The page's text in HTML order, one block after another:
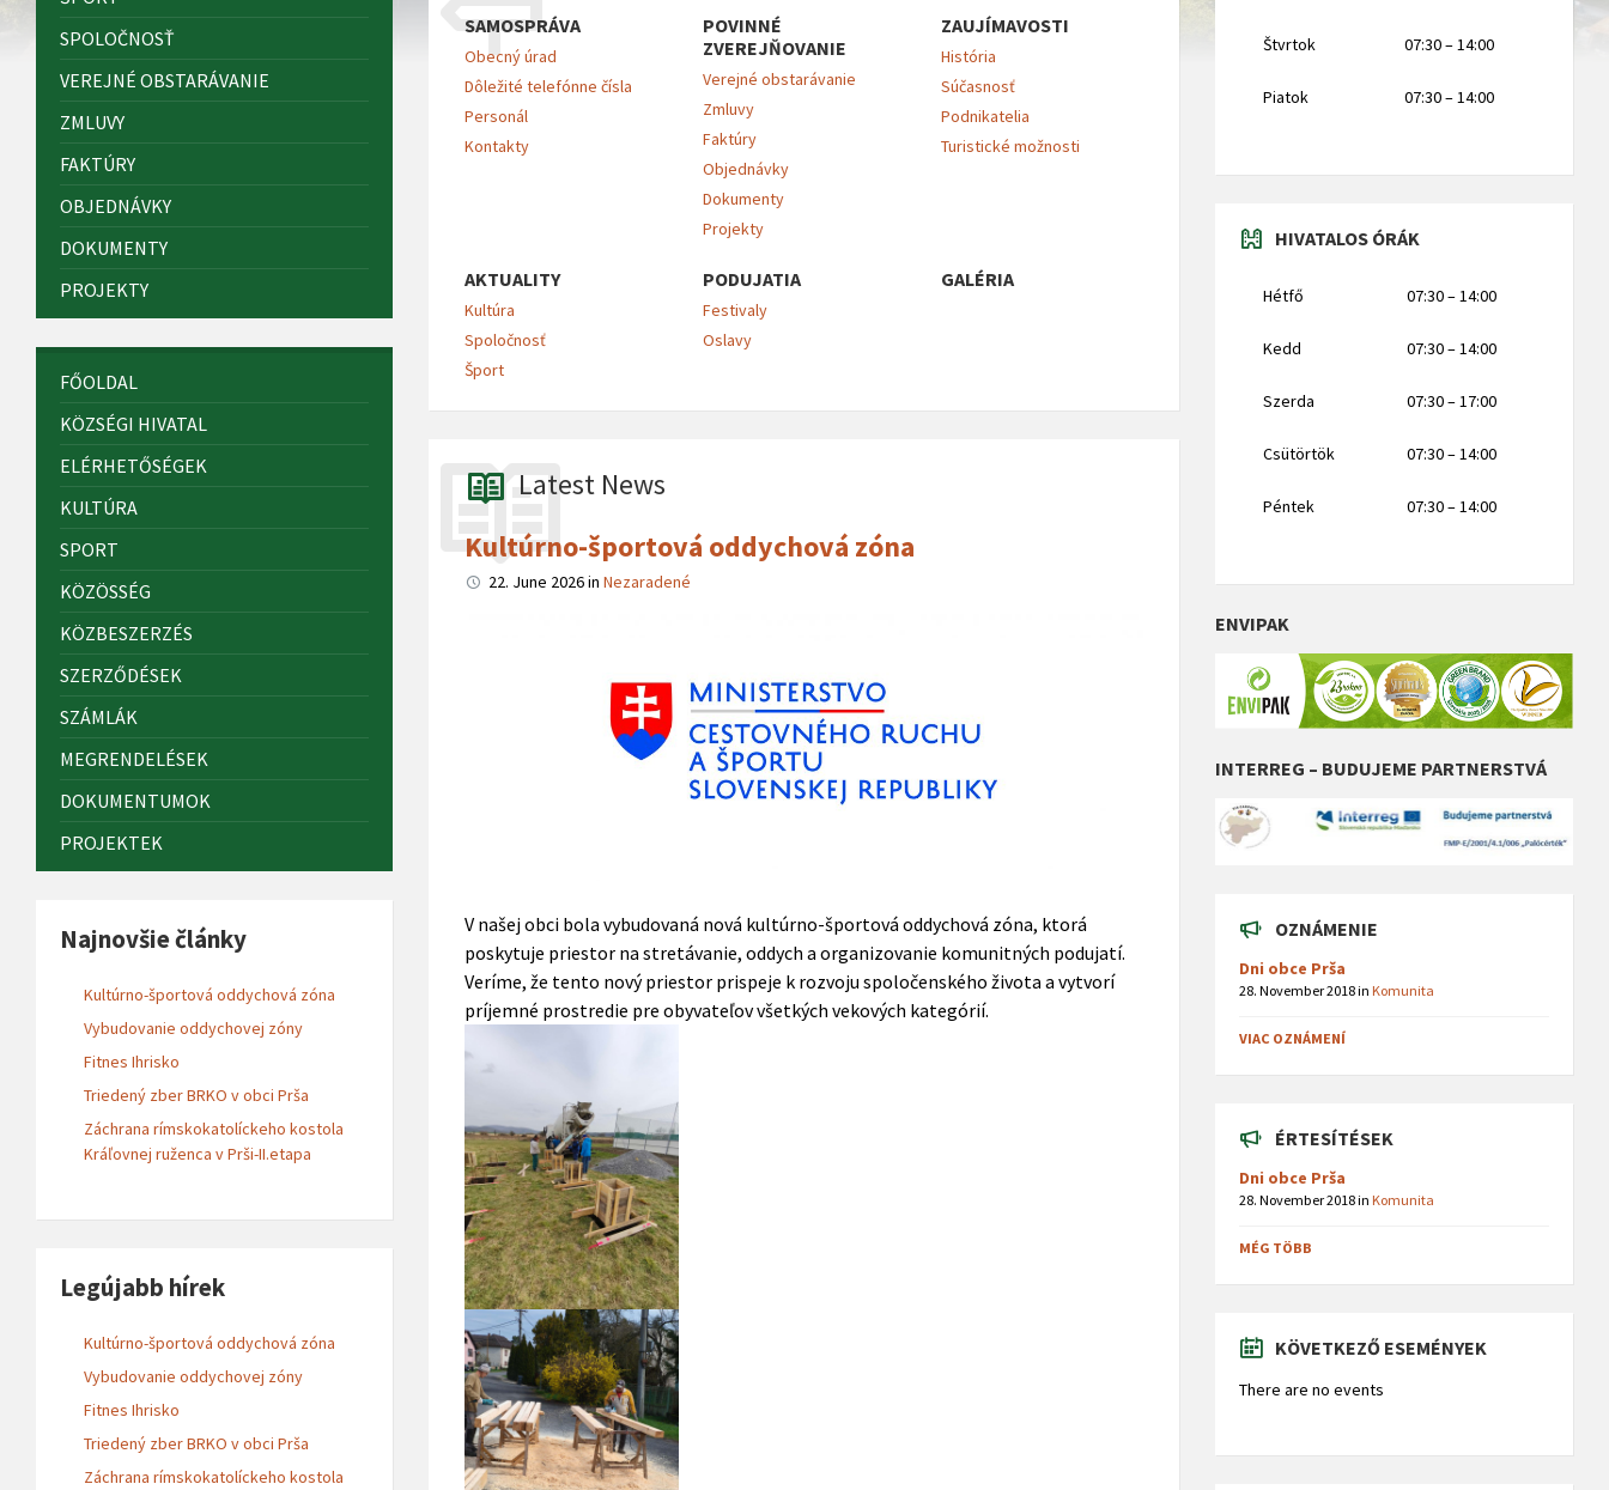
SAMOSPRÁVA
Obecný úrad
Dôležité telefónne čísla
Personál
Kontakty
POVINNÉ
ZVEREJŇOVANIE
Verejné obstarávanie
Zmluvy
Faktúry
Objednávky
Dokumenty
Projekty
ZAUJÍMAVOSTI
História
Súčasnosť
Podnikatelia
Turistické možnosti
AKTUALITY
Kultúra
Spoločnosť
Šport
PODUJATIA
Festivaly
Oslavy
GALÉRIA
Latest News
Kultúrno-športová oddychová zóna
22. June 2026inNezaradené
V našej obci bola vybudovaná nová kultúrno-športová oddychová zóna, ktorá
poskytuje priestor na stretávanie, oddych a organizovanie komunitných podujatí.
Veríme, že tento nový priestor prispeje k rozvoju spoločenského života a vytvorí
príjemné prostredie pre obyvateľov všetkých vekových kategórií.
SPOLOČNOSŤ
VEREJNÉ OBSTARÁVANIE
ZMLUVY
FAKTÚRY
OBJEDNÁVKY
DOKUMENTY
PROJEKTY
FŐOLDAL
KÖZSÉGI HIVATAL
ELÉRHETŐSÉGEK
KULTÚRA
SPORT
KÖZÖSSÉG
KÖZBESZERZÉS
SZERZŐDÉSEK
SZÁMLÁK
MEGRENDELÉSEK
DOKUMENTUMOK
PROJEKTEK
Najnovšie články
Kultúrno-športová oddychová zóna
Vybudovanie oddychovej zóny
Fitnes Ihrisko
Triedený zber BRKO v obci Prša
Záchrana rímskokatolíckeho kostola
Kráľovnej ruženca v Prši-II.etapa
Legújabb hírek
Kultúrno-športová oddychová zóna
Vybudovanie oddychovej zóny
Fitnes Ihrisko
Triedený zber BRKO v obci Prša
Záchrana rímskokatolíckeho kostola
Štvrtok 07:30 – 14:00
Piatok 07:30 – 14:00
HIVATALOS ÓRÁK
Hétfő 07:30 – 14:00
Kedd 07:30 – 14:00
Szerda 07:30 – 17:00
Csütörtök 07:30 – 14:00
Péntek 07:30 – 14:00
ENVIPAK
INTERREG – BUDUJEME PARTNERSTVÁ
OZNÁMENIE
Dni obce Prša
28. November 2018inKomunita
VIAC OZNÁMENÍ
ÉRTESÍTÉSEK
Dni obce Prša
28. November 2018inKomunita
MÉG TÖBB
KÖVETKEZŐ ESEMÉNYEK
There are no events